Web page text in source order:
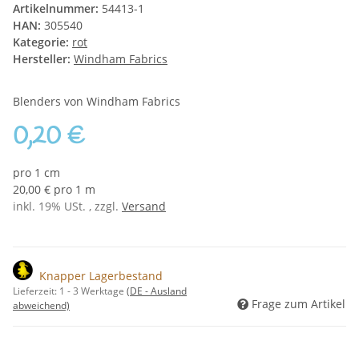
Artikelnummer: 54413-1
HAN: 305540
Kategorie: rot
Hersteller: Windham Fabrics
Blenders von Windham Fabrics
0,20 €
pro 1 cm
20,00 € pro 1 m
inkl. 19% USt. , zzgl. Versand
Knapper Lagerbestand
Lieferzeit: 1 - 3 Werktage (DE - Ausland
abweichend)
Frage zum Artikel